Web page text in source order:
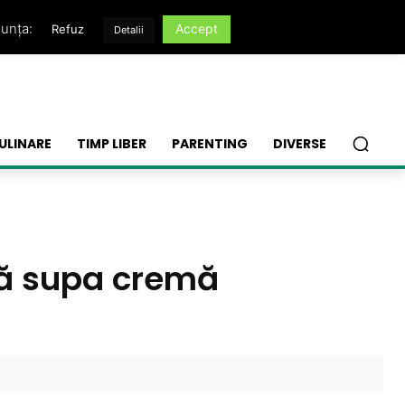
TIMP LIBER PARENTING DIVERSE
supa cremă
Refuz Detalii Accept